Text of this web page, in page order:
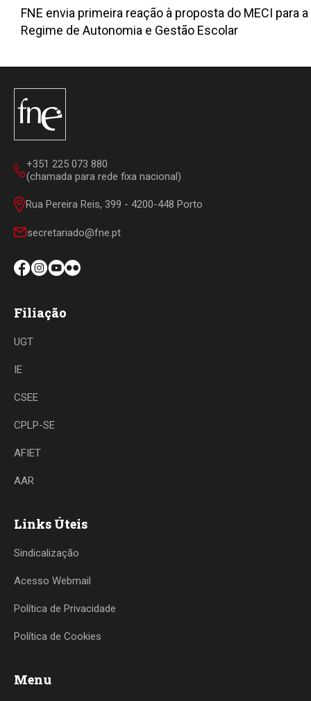
FNE envia primeira reação à proposta do MECI para
Regime de Autonomia e Gestão Escolar
+351 225 073 880
(chamada para rede fixa nacional)
Rua Pereira Reis, 399 - 4200-448 Porto
secretariado@fne.pt
Filiação
UGT
IE
CSEE
CPLP-SE
AFIET
AAR
Links Úteis
Sindicalização
Acesso Webmail
Política de Privacidade
Política de Cookies
Menu